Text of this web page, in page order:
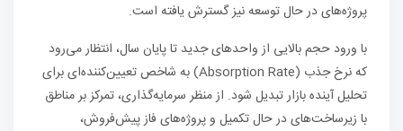
پروژه‌های در حال توسعه نیز گسترش یافته است.
با ورود حجم بالایی از واحدهای جدید تا پایان سال، انتظار می‌رود
که نرخ جذب (Absorption Rate) به شاخص تعیین‌کننده‌ای برای
تحلیل آینده بازار تبدیل شود. از منظر سرمایه‌گذاری، تمرکز بر مناطق
با زیرساخت‌های در حال تکمیل و پروژه‌های فاز پیش‌فروش،